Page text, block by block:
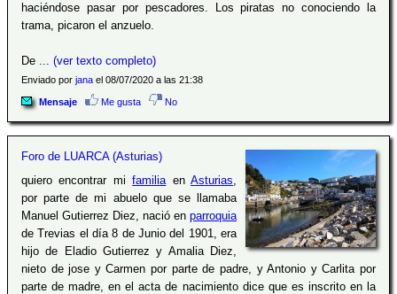
haciéndose pasar por pescadores. Los piratas no conociendo la
trama, picaron el anzuelo.
De ... (ver texto completo)
Enviado por jana el 08/07/2020 a las 21:38
Mensaje Me gusta No
Foro de LUARCA (Asturias)
quiero encontrar mifamiliaenAsturias,
por parte de mi abuelo que se llamaba
Manuel Gutierrez Diez, nació enparroquia
de Trevias el día 8 de Junio del 1901, era
hijo de Eladio Gutierrez y Amalia Diez,
nieto de jose y Carmen por parte de padre, y Antonio y Carlita por
parte de madre, en el acta de nacimiento dice que es inscrito en la